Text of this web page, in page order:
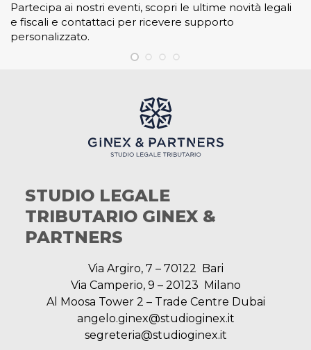
Partecipa ai nostri eventi, scopri le ultime novità legali
e fiscali e contattaci per ricevere supporto
personalizzato.
STUDIO LEGALE
TRIBUTARIO GINEX &
PARTNERS
Via Argiro, 7 – 70122 Bari
Via Camperio, 9 – 20123 Milano
Al Moosa Tower 2 – Trade Centre Dubai
angelo.ginex@studioginex.it
segreteria@studioginex.it